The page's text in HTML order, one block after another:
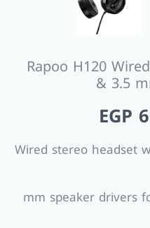
Rapoo H120
& 3.5
EGP
Wired stereo headset
30 mm speaker